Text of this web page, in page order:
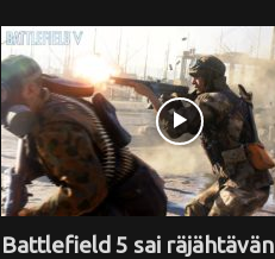
Battlefield 5 sai räjähtävän